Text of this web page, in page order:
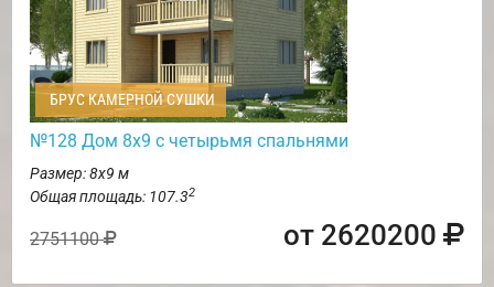
БРУС КАМЕРНОЙ СУШКИ
№128 Дом 8х9 с четырьмя спальнями
Размер: 8х9 м
Общая площадь: 107.32
2751100 от 2620200